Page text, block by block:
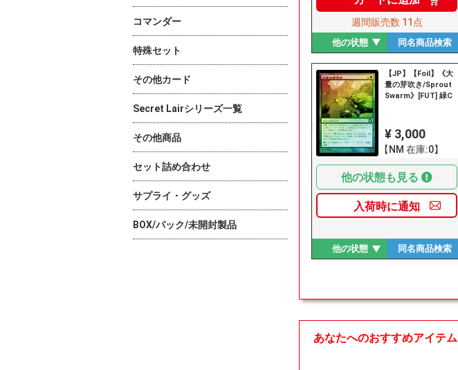
週間販売数 11点
同名商品検索
他の状態
【JP】【Foil】《大
量の芽吹き/Sprout
Swarm》[FUT] 緑C
¥ 3,000
【NM 在庫:0】
他の状態も見る
入荷時に通知
同名商品検索
他の状態
あなたへのおすすめアイテム